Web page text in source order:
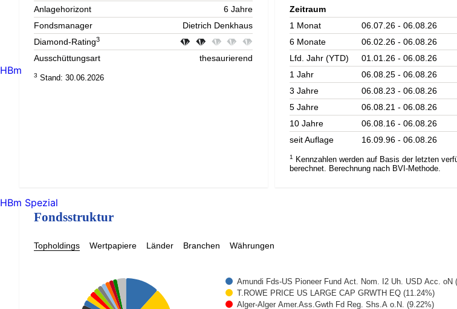
Anlagehorizont
6 Jahre
Fondsmanager
Dietrich Denkhaus
Diamond-Rating3
Ausschüttungsart thesaurierend
3 Stand: 30.06.2026
Zeitraum
1 Monat 06.07.26 - 06.08.26
6 Monate
06.02.26 - 06.08.26
Lfd. Jahr (YTD)
01.01.26 - 06.08.26
1 Jahr
06.08.25 - 06.08.26
3 Jahre
06.08.23 - 06.08.26
5 Jahre
06.08.21 - 06.08.26
10 Jahre
06.08.16 - 06.08.26
seit Auflage
16.09.96 - 06.08.26
1
Kennzahlen werden auf Basis der letzten
berechnet. Berechnung nach BVI-Methode.
Fondsstruktur
Topholdings Wertpapiere Länder Branchen Währungen
Amundi Fds-US Pioneer Fund Act. Nom. I2 Uh. USD Acc. oN
T.ROWE PRICE US LARGE CAP GRWTH EQ (11.24%)
Alger-Alger Amer.Ass.Gwth Fd Reg. Shs.A o.N. (9.22%)
HBm
HBm Spezial